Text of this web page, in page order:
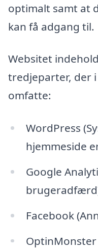
optimalt samt at
kan få adgang til.
Websitet
tredjeparter, der
omfatte:
WordPress
hjemmeside
Google
Facebook